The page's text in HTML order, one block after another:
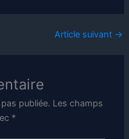
Article suivant →
publiée. Les champs
*